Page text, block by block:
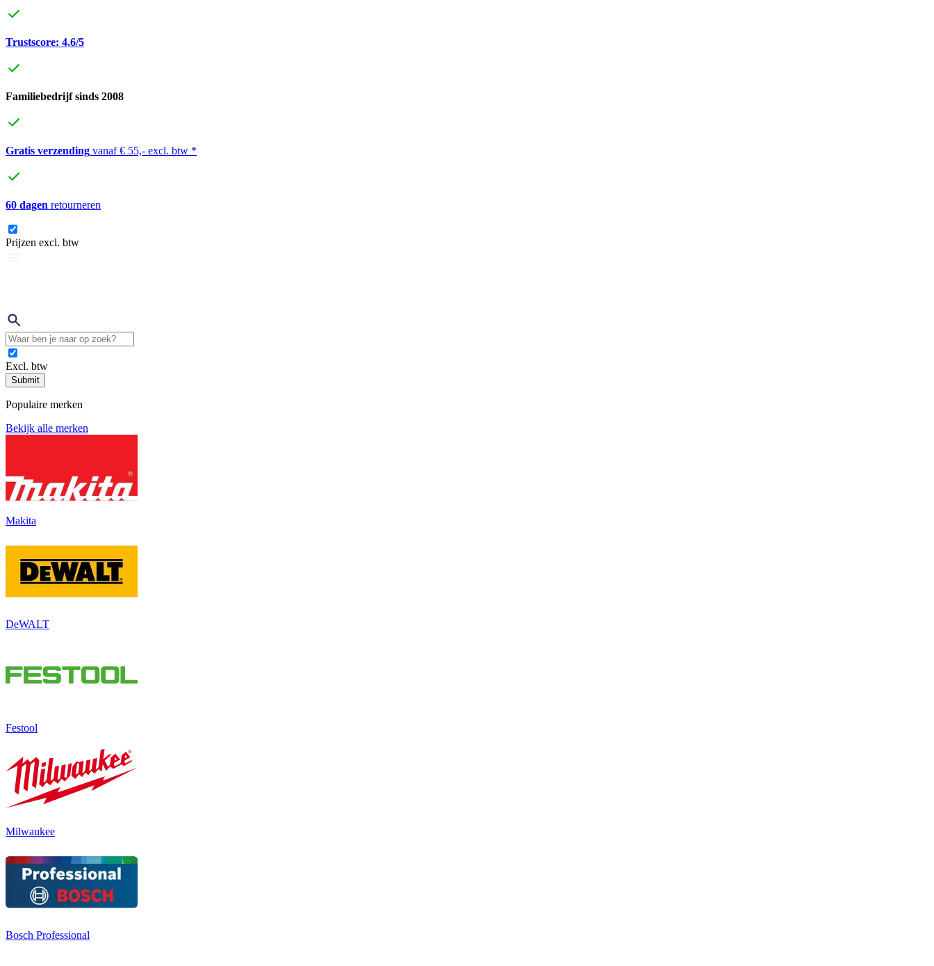
Trustscore: 4,6/5
Familiebedrijf sinds 2008
Gratis verzending vanaf € 55,- excl. btw *
60 dagen retourneren
Prijzen excl. btw
Excl. btw
Submit
Populaire merken
Bekijk alle merken
Makita
DeWALT
Festool
Milwaukee
Bosch Professional